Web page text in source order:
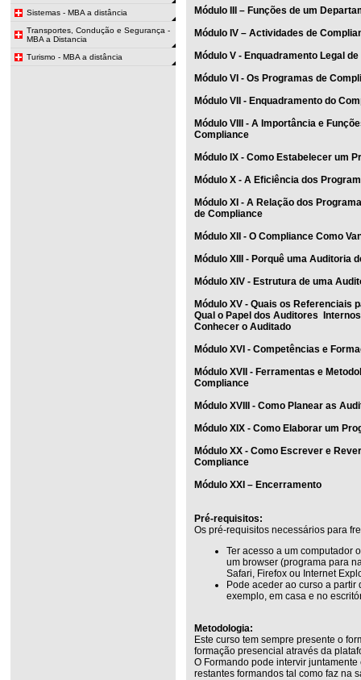
Sistemas - MBA a distância
Transportes, Condução e Segurança -
MBA a Distancia
Turismo - MBA a distância
Módulo III – Funções de um
Módulo IV – Actividades de
Módulo V - Enquadramento Legal
Módulo VI - Os Programas de
Módulo VII - Enquadramento do
Módulo VIII - A Importância e
Compliance
Módulo IX - Como Estabelecer um
Módulo X - A Eficiência dos
Módulo XI - A Relação dos
de Compliance
Módulo XII - O Compliance Como
Módulo XIII - Porquê uma Auditoria
Módulo XIV - Estrutura de uma
Módulo XV - Quais os Referenciais
Qual o Papel dos Auditores
Conhecer o Auditado
Módulo XVI - Competências e
Módulo XVII - Ferramentas e
Compliance
Módulo XVIII - Como Planear as
Módulo XIX - Como Elaborar um
Módulo XX - Como Escrever e
Compliance
Módulo XXI – Encerramento
Pré-requisitos:
Os pré-requisitos necessários para
Ter acesso a um computador
um browser (programa para
Safari, Firefox ou Internet
Pode aceder ao curso a
exemplo, em casa e no
Metodologia:
Este curso tem sempre presente o
formação presencial através da
O Formando pode intervir
restantes formandos tal como faz na